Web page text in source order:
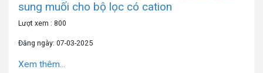
sung muối cho bộ lọc có cation
Lượt xem : 800
Đăng ngày: 07-03-2025
Xem thêm...